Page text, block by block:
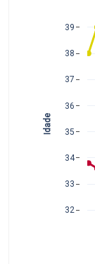
32
33
34
35
36
37
38
39
Idade